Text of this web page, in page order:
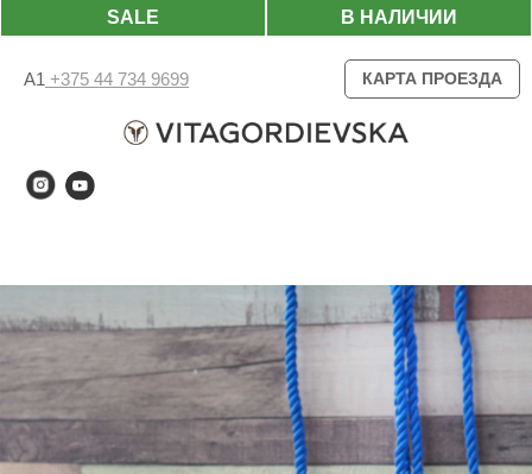
В НАЛИЧИИ
SALE
А1 +375 44 734 9699 КАРТА ПРОЕЗДА